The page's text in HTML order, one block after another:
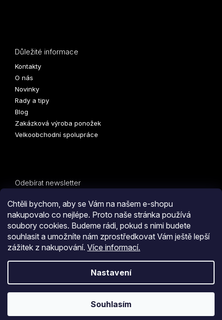
Chtěli bychom, aby se Vám na našem e-shopu
nakupovalo co nejlépe. Proto naše stránka používá
soubory cookies. Budeme rádi, pokud s nimi budete
souhlasit a umožníte nám zprostředkovat Vám ještě lepší
zážitek z nakupování. Více informací.
Nastavení
Souhlasím
Důležité informace
Kontakty
O nás
Novinky
Rady a tipy
Blog
Zakázková výroba ponožek
Velkoobchodní spolupráce
Odebírat newsletter
Vložte svůj e-mail a my vám budeme zasílat informace o
nových produktech na našem e-shopu.
E-mail
obchodními podmínkamii s podmínkami
osobních údajů.
Vytvořil Shoptet
COLLM.CZ. Všechna práva vyhrazena.
nastavení cookies